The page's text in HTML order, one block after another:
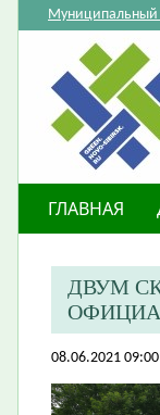
Муниципальный
ГЛАВНАЯ
ДВУМ
08.06.2021 09:00